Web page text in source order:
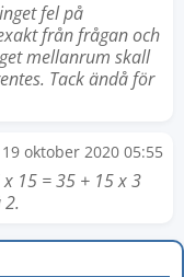
fel på
från frågan och
mellanrum skall
Tack ändå för
19 oktober 2020 05:55
15 = 35 + 15 x 3